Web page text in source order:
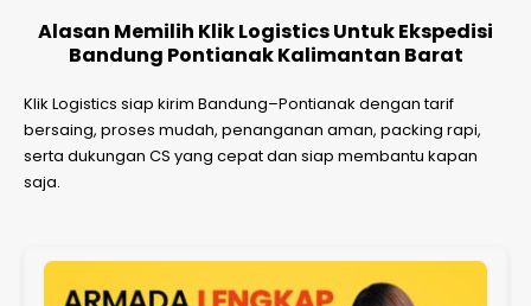
Alasan Memilih Klik Logistics Untuk Ekspedisi
Bandung Pontianak Kalimantan Barat
Klik Logistics siap kirim Bandung–Pontianak dengan tarif
bersaing, proses mudah, penanganan aman, packing rapi,
serta dukungan CS yang cepat dan siap membantu kapan
saja.